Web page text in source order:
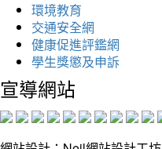
環境教育
交通安全網
健康促進評鑑網
學生獎懲及申訴
宣導網站